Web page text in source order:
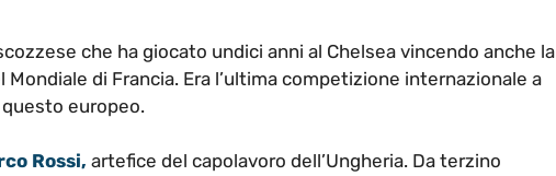
che ha giocato undici anni al Chelsea vincendo anche la
Mondiale di Francia. Era l’ultima competizione internazionale a
europeo.
Rossi, artefice del capolavoro dell’Ungheria. Da terzino